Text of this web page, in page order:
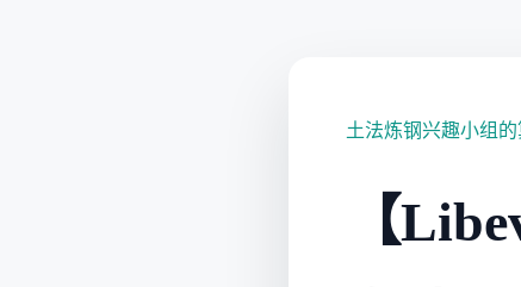
土法炼钢兴趣小组
【